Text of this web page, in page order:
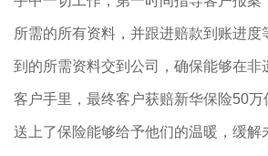
所需的所有资料，并跟进赔款到账进度
到的所需资料交到公司，确保能够在非
客户手里，最终客户获赔新华保险50
送上了保险能够给予他们的温暖，缓解